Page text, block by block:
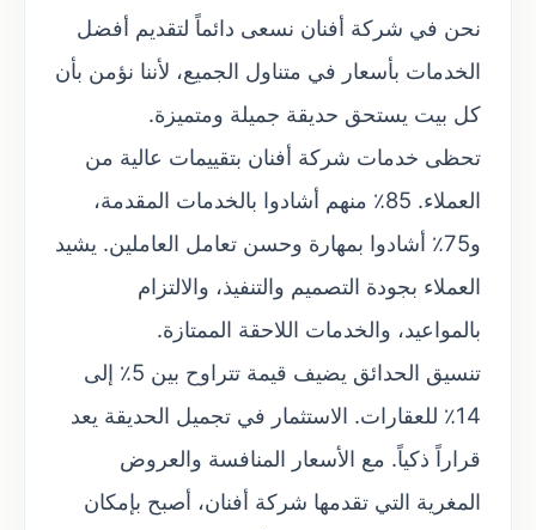
نحن في شركة أفنان نسعى دائماً لتقديم أفضل
الخدمات بأسعار في متناول الجميع، لأننا نؤمن بأن
كل بيت يستحق حديقة جميلة ومتميزة.
تحظى خدمات شركة أفنان بتقييمات عالية من
العملاء. 85٪ منهم أشادوا بالخدمات المقدمة،
و75٪ أشادوا بمهارة وحسن تعامل العاملين. يشيد
العملاء بجودة التصميم والتنفيذ، والالتزام
بالمواعيد، والخدمات اللاحقة الممتازة.
تنسيق الحدائق يضيف قيمة تتراوح بين 5٪ إلى
14٪ للعقارات. الاستثمار في تجميل الحديقة يعد
قراراً ذكياً. مع الأسعار المنافسة والعروض
المغرية التي تقدمها شركة أفنان، أصبح بإمكان